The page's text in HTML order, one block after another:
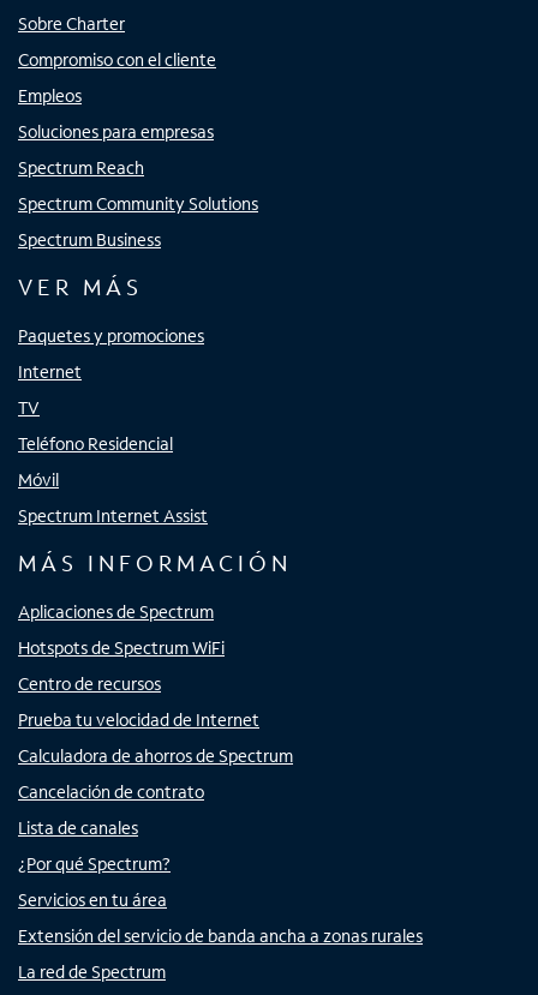
Sobre Charter
Compromiso con el cliente
Empleos
Soluciones para empresas
Spectrum Reach
Spectrum Community Solutions
Spectrum Business
VER MÁS
Paquetes y promociones
Internet
TV
Teléfono Residencial
Móvil
Spectrum Internet Assist
MÁS INFORMACIÓN
Aplicaciones de Spectrum
Hotspots de Spectrum WiFi
Centro de recursos
Prueba tu velocidad de Internet
Calculadora de ahorros de Spectrum
Cancelación de contrato
Lista de canales
¿Por qué Spectrum?
Servicios en tu área
Extensión del servicio de banda ancha a zonas rurales
La red de Spectrum